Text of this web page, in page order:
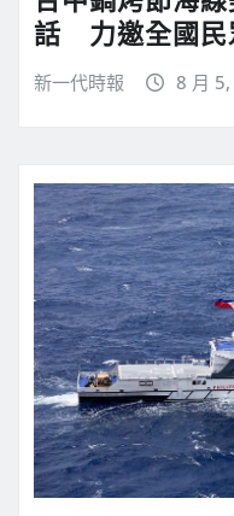
話 力邀全國民
新一代時報 8 月